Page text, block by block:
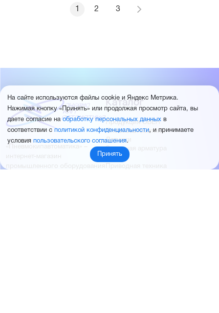
1 2 3
«Пневмокипавтоматика» –
интернет-магазин
промышленного оборудования
Каталог
Продукция ОВЕН
Пневмоавтоматика
Датчики
Запорная арматура
КИПиА
Приводная техника
На сайте используются файлы cookie и Яндекс Метрика.
Нажимая кнопку «Принять» или продолжая просмотр сайта, вы
даете согласие наобработку персональных данных в
соответствии с политикой конфиденциальности, и принимаете
условия пользовательского соглашения.
Принять